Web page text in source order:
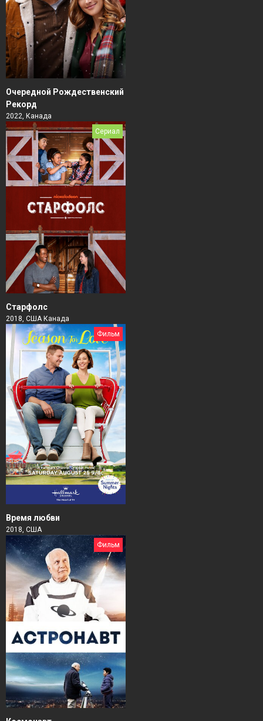
Очередной Рождественский
Рекорд
2022, Канада
Сериал
Старфолс
2018, США Канада
Фильм
Время любви
2018, США
Фильм